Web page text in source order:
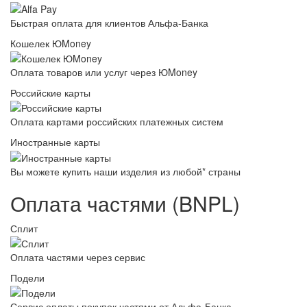
Быстрая оплата для клиентов Альфа-Банка
Кошелек ЮMoney
Оплата товаров или услуг через ЮMoney
Российские карты
Оплата картами российских платежных систем
Иностранные карты
Вы можете купить наши изделия из любой* страны
Оплата частями (BNPL)
Сплит
Оплата частями через сервис
Подели